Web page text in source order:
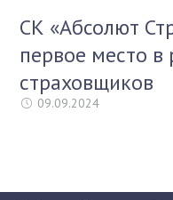
СК «Абсолют
первое место в
страховщиков
09.09.2024